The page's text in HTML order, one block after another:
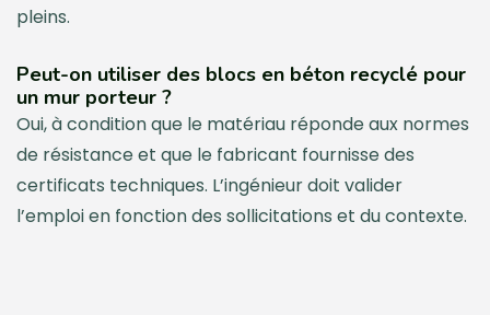
pleins.
Peut-on utiliser des blocs en béton recyclé pour
un mur porteur ?
Oui, à condition que le matériau réponde aux normes
de résistance et que le fabricant fournisse des
certificats techniques. L’ingénieur doit valider
l’emploi en fonction des sollicitations et du contexte.